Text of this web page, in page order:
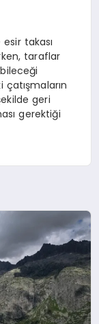
takası
taraflar
geri
gerektiği